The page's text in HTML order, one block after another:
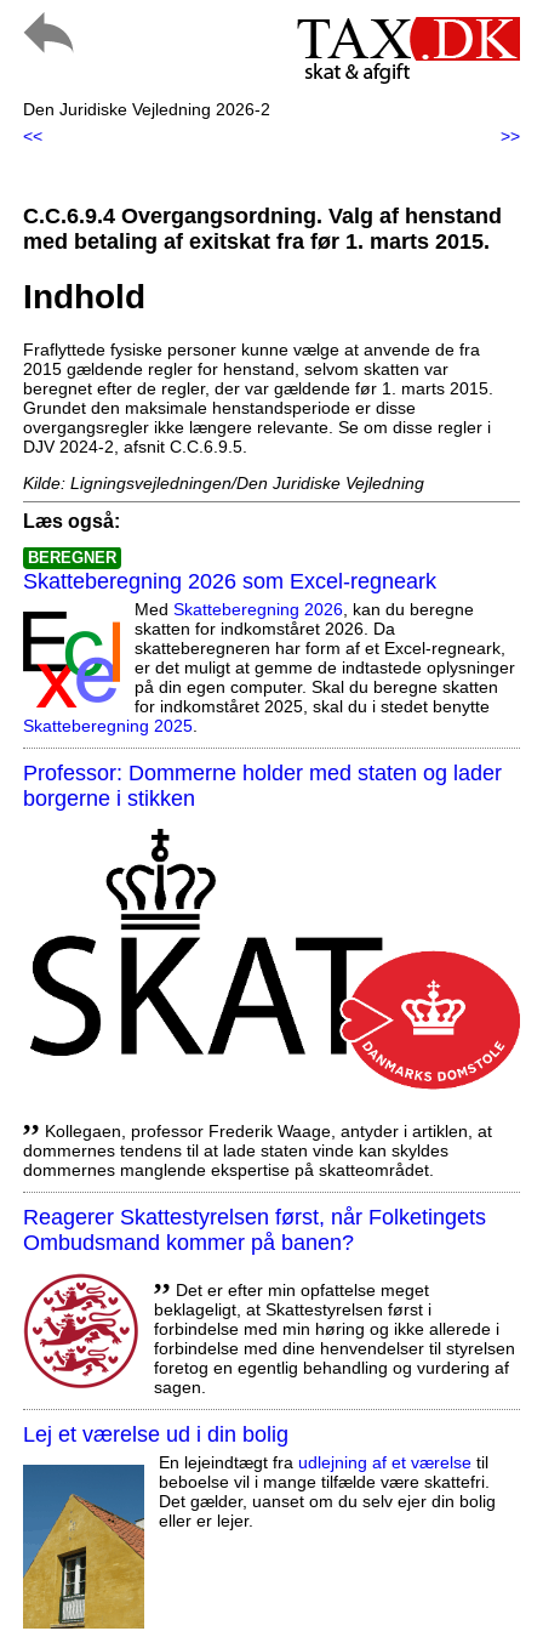
Den Juridiske Vejledning 2026-2
<<
>>
C.C.6.9.4 Overgangsordning. Valg af henstand
med betaling af exitskat fra før 1. marts 2015.
Indhold
Fraflyttede fysiske personer kunne vælge at anvende de fra
2015 gældende regler for henstand, selvom skatten var
beregnet efter de regler, der var gældende før 1. marts 2015.
Grundet den maksimale henstandsperiode er disse
overgangsregler ikke længere relevante. Se om disse regler i
DJV 2024-2, afsnit C.C.6.9.5.
Kilde: Ligningsvejledningen/Den Juridiske Vejledning
Læs også:
BEREGNER
Skatteberegning 2026 som Excel-regneark
Med Skatteberegning 2026, kan du beregne
skatten for indkomståret 2026. Da
skatteberegneren har form af et Excel-regneark,
er det muligt at gemme de indtastede oplysninger
på din egen computer. Skal du beregne skatten
for indkomståret 2025, skal du i stedet benytte
Skatteberegning 2025.
Professor: Dommerne holder med staten og lader
borgerne i stikken
,, Kollegaen, professor Frederik Waage, antyder i artiklen, at
dommernes tendens til at lade staten vinde kan skyldes
dommernes manglende ekspertise på skatteområdet.
Reagerer Skattestyrelsen først, når Folketingets
Ombudsmand kommer på banen?
,, Det er efter min opfattelse meget
beklageligt, at Skattestyrelsen først i
forbindelse med min høring og ikke allerede i
forbindelse med dine henvendelser til styrelsen
foretog en egentlig behandling og vurdering af
sagen.
Lej et værelse ud i din bolig
En lejeindtægt fra udlejning af et værelsetil
beboelse vil i mange tilfælde være skattefri.
Det gælder, uanset om du selv ejer din bolig
eller er lejer.